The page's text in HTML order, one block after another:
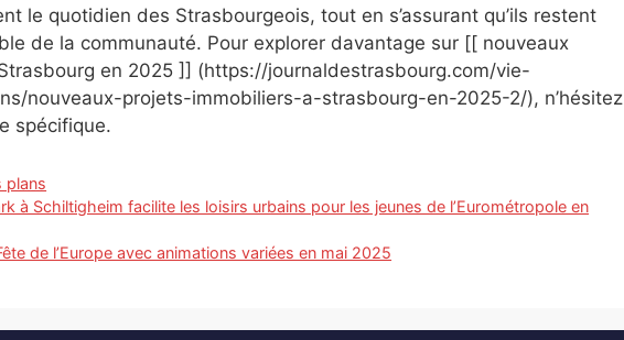
le quotidien des Strasbourgeois, tout en s’assurant qu’ils restent
de la communauté. Pour explorer davantage sur [[ nouveaux
en 2025 ]] (https://journaldestrasbourg.com/vie-
nouveaux-projets-immobiliers-a-strasbourg-en-2025-2/), n’hésitez
spécifique.
plans
à Schiltigheim facilite les loisirs urbains pour les jeunes de l’Eurométropole en
de l’Europe avec animations variées en mai 2025